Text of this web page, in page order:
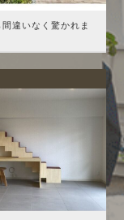
違いなく驚かれま